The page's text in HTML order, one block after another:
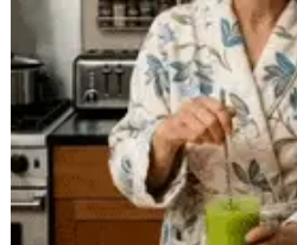
Search
for: